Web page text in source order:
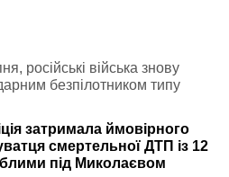
російські війська знову
безпілотником типу
затримала ймовірного
смертельної ДТП із 12
під Миколаєвом